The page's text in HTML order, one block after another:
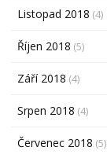
Listopad 2018 (4)
Říjen 2018 (5)
Září 2018 (4)
Srpen 2018 (4)
Červenec 2018 (5)